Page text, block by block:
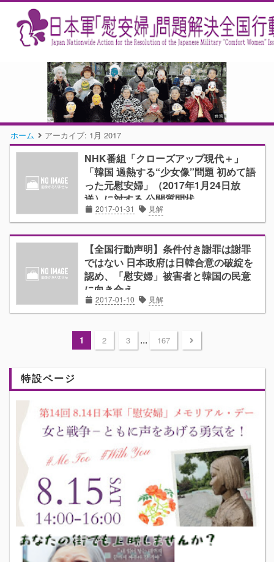
ホーム アーカイブ: 1月 2017
NHK番組「クローズアップ現代＋」
「韓国 過熱する“少女像”問題 初めて語
った元慰安婦」（2017年1月24日放
送）に対する 公開質問状
2017-01-31 見解
【全国行動声明】条件付き謝罪は謝罪
ではない 日本政府は日韓合意の破綻を
認め、「慰安婦」被害者と韓国の民意
に向き合え
2017-01-10 見解
1 2 3 ... 167
特設ページ